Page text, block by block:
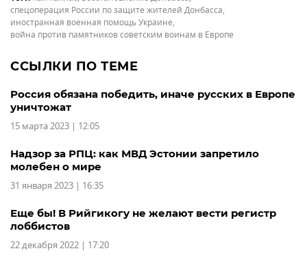
спецоперация России по защите жителей Донбасса,
иностранная военная помощь Украине,
война против памятников советским воинам в Европе
ССЫЛКИ ПО ТЕМЕ
Россия обязана победить, иначе русских в Европе
уничтожат
15 марта 2023 | 12:05
Надзор за РПЦ: как МВД Эстонии запретило
молебен о мире
31 января 2023 | 16:35
Еще бы! В Рийгикогу не желают вести регистр
лоббистов
22 декабря 2022 | 17:20